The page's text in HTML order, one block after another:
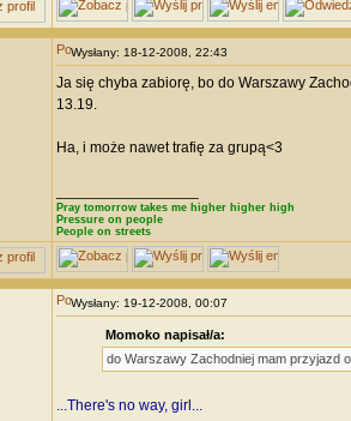
Wysłany: 18-12-2008, 22:43
Ja się chyba zabiorę, bo do Warszawy
13.19.
Ha, i może nawet trafię za grupą<3
Pray tomorrow takes me higher higher high
Pressure on people
People on streets
Wysłany: 19-12-2008, 00:07
Momoko napisał/a:
do Warszawy Zachodniej mam przyjazd
...There's no way, girl...